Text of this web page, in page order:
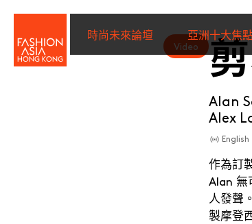
時尚未來論壇 亞洲十大焦
Video
Alan
Alex
English
作為訂
Alan 無
人發聲
製摩登
名字（必填）*
姓氏（必填）*
電子郵件（必